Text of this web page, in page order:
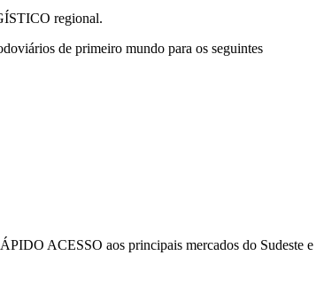
regional.
de primeiro mundo para os seguintes
ACESSO aos principais mercados do Sudeste e